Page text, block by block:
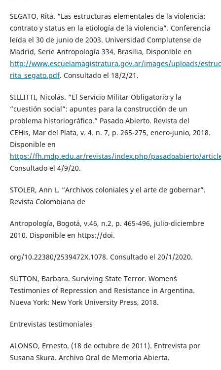
SEGATO, Rita. “Las estructuras elementales de la violencia:
contrato y status en la etiología de la violencia”. Conferencia
leída el 30 de junio de 2003. Universidad Complutense de
Madrid, Serie Antropología 334, Brasilia, Disponible en
http://www.escuelamagistratura.gov.ar/images/uploads/
rita_segato.pdf. Consultado el 18/2/21.
SILLITTI, Nicolás. “El Servicio Militar Obligatorio y la
“cuestión social”: apuntes para la construcción de un
problema historiográfico.” Pasado Abierto. Revista del
CEHis, Mar del Plata, v. 4. n. 7, p. 265-275, enero-junio, 2018.
Disponible en
https://fh.mdp.edu.ar/revistas/index.php/pasadoabierto/
Consultado el 4/9/20.
STOLER, Ann L. “Archivos coloniales y el arte de gobernar”.
Revista Colombiana de
Antropología, Bogotá, v.46, n.2, p. 465-496, julio-diciembre
2010. Disponible en https://doi.
org/10.22380/2539472X.1078. Consultado el 20/1/2020.
SUTTON, Barbara. Surviving State Terror. Women´s
Testimonies of Repression and Resistance in Argentina.
Nueva York: New York University Press, 2018.
Entrevistas testimoniales
ALONSO, Ernesto. (18 de octubre de 2011). Entrevista por
Susana Skura. Archivo Oral de Memoria Abierta.